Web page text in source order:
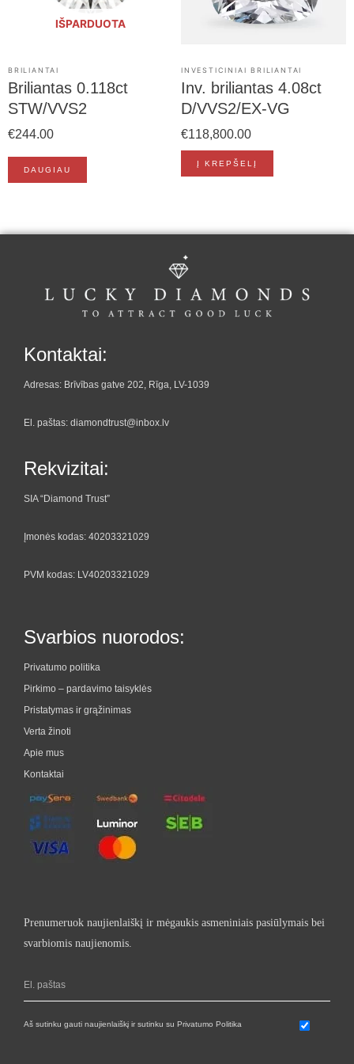
IŠPARDUOTA
BRILIANTAI
Briliantas 0.118ct
STW/VVS2
€244.00
DAUGIAU
INVESTICINIAI BRILIANTAI
Inv. briliantas 4.08ct
D/VVS2/EX-VG
€118,800.00
Į KREPŠELĮ
Kontaktai:
Adresas: Brīvības gatve 202, Rīga, LV-1039
El. paštas: diamondtrust@inbox.lv
Rekvizitai:
SIA “Diamond Trust”
Įmonės kodas: 40203321029
PVM kodas: LV40203321029
Svarbios nuorodos:
Privatumo politika
Pirkimo – pardavimo taisyklės
Pristatymas ir grąžinimas
Verta žinoti
Apie mus
Kontaktai
Prenumeruok naujienlaiškį ir mėgaukis asmeniniais pasiūlymais bei
svarbiomis naujienomis.
Aš sutinku gauti naujienlaiškį ir sutinku su Privatumo Politika